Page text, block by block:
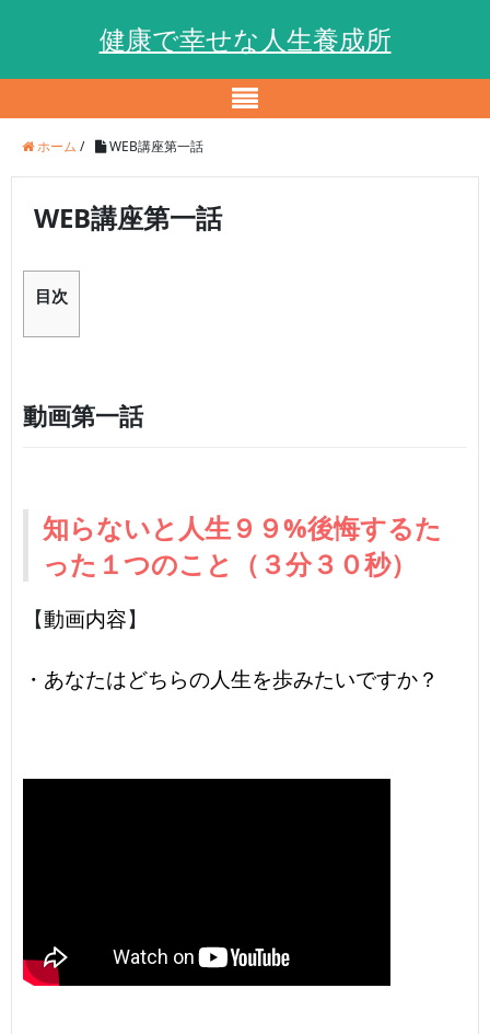
健康で幸せな人生養成所
ホーム / WEB講座第一話
WEB講座第一話
目次
動画第一話
知らないと人生９９%後悔するた
った１つのこと（３分３０秒）
【動画内容】
・あなたはどちらの人生を歩みたいですか？